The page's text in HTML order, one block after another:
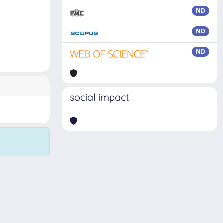
ND
ND
ND
social impact